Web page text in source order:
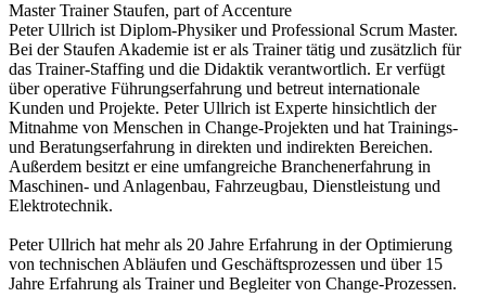
Master Trainer Staufen, part of Accenture
Peter Ullrich ist Diplom-Physiker und Professional Scrum Master.
Bei der Staufen Akademie ist er als Trainer tätig und zusätzlich für
das Trainer-Staffing und die Didaktik verantwortlich. Er verfügt
über operative Führungserfahrung und betreut internationale
Kunden und Projekte. Peter Ullrich ist Experte hinsichtlich der
Mitnahme von Menschen in Change-Projekten und hat Trainings-
und Beratungserfahrung in direkten und indirekten Bereichen.
Außerdem besitzt er eine umfangreiche Branchenerfahrung in
Maschinen- und Anlagenbau, Fahrzeugbau, Dienstleistung und
Elektrotechnik.
Peter Ullrich hat mehr als 20 Jahre Erfahrung in der Optimierung
von technischen Abläufen und Geschäftsprozessen und über 15
Jahre Erfahrung als Trainer und Begleiter von Change-Prozessen.